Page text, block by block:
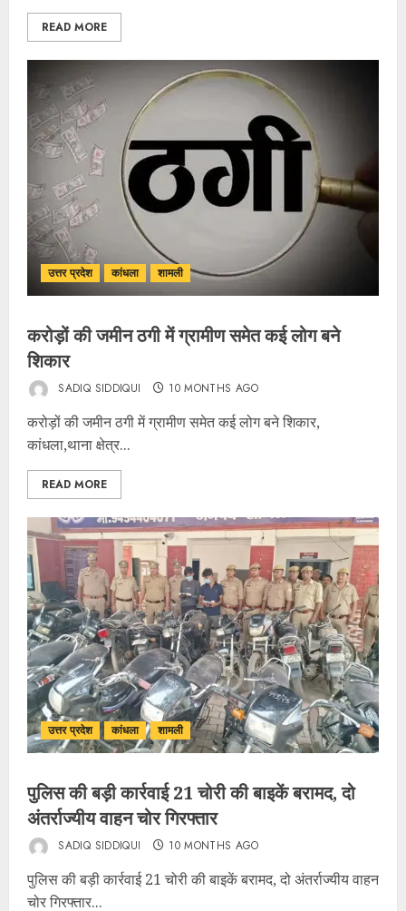
READ MORE
उत्तर प्रदेश कांधला शामली
करोड़ों की जमीन ठगी में ग्रामीण समेत कई लोग बने
शिकार
SADIQ SIDDIQUI 10 MONTHS AGO
करोड़ों की जमीन ठगी में ग्रामीण समेत कई लोग बने शिकार,
कांधला,थाना क्षेत्र...
READ MORE
उत्तर प्रदेश कांधला शामली
पुलिस की बड़ी कार्रवाई 21 चोरी की बाइकें बरामद, दो
अंतर्राज्यीय वाहन चोर गिरफ्तार
SADIQ SIDDIQUI 10 MONTHS AGO
पुलिस की बड़ी कार्रवाई 21 चोरी की बाइकें बरामद, दो अंतर्राज्यीय वाहन
चोर गिरफ्तार...